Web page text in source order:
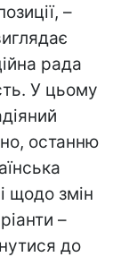
–
рада
У цьому
останню
щодо змін
–
до